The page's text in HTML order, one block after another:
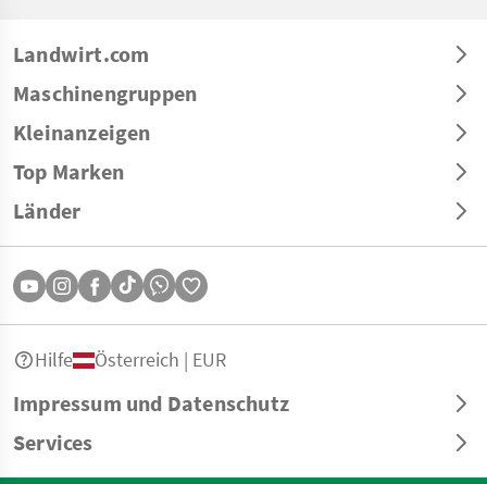
Landwirt.com
Maschinengruppen
Kleinanzeigen
Top Marken
Länder
Impressum und Datenschutz
Services
Hilfe Österreich | EUR